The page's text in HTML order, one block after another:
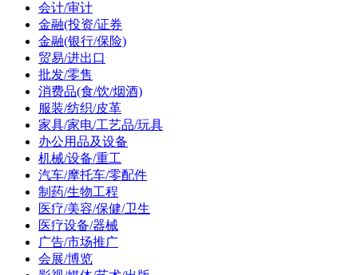
会计/审计
金融(投资/证券
金融(银行/保险)
贸易/进出口
批发/零售
消费品(食/饮/烟酒)
服装/纺织/皮革
家具/家电/工艺品/玩具
办公用品及设备
机械/设备/重工
汽车/摩托车/零配件
制药/生物工程
医疗/美容/保健/卫生
医疗设备/器械
广告/市场推广
会展/博览